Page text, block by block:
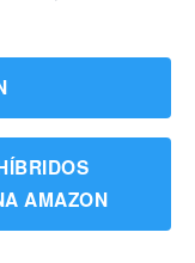
AMAZON